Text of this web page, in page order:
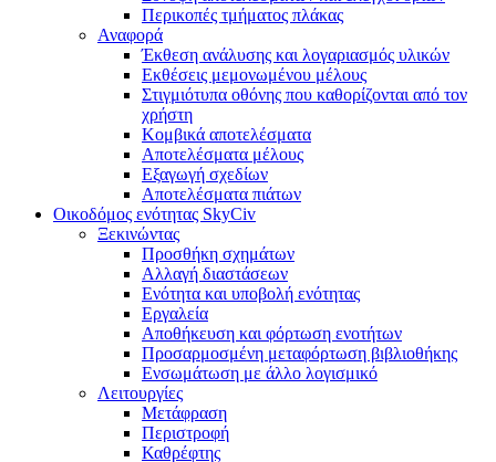
Περικοπές τμήματος πλάκας
Αναφορά
Έκθεση ανάλυσης και λογαριασμός υλικών
Εκθέσεις μεμονωμένου μέλους
Στιγμιότυπα οθόνης που καθορίζονται από τον
χρήστη
Κομβικά αποτελέσματα
Αποτελέσματα μέλους
Εξαγωγή σχεδίων
Αποτελέσματα πιάτων
Οικοδόμος ενότητας SkyCiv
Ξεκινώντας
Προσθήκη σχημάτων
Αλλαγή διαστάσεων
Ενότητα και υποβολή ενότητας
Εργαλεία
Αποθήκευση και φόρτωση ενοτήτων
Προσαρμοσμένη μεταφόρτωση βιβλιοθήκης
Ενσωμάτωση με άλλο λογισμικό
Λειτουργίες
Μετάφραση
Περιστροφή
Καθρέφτης